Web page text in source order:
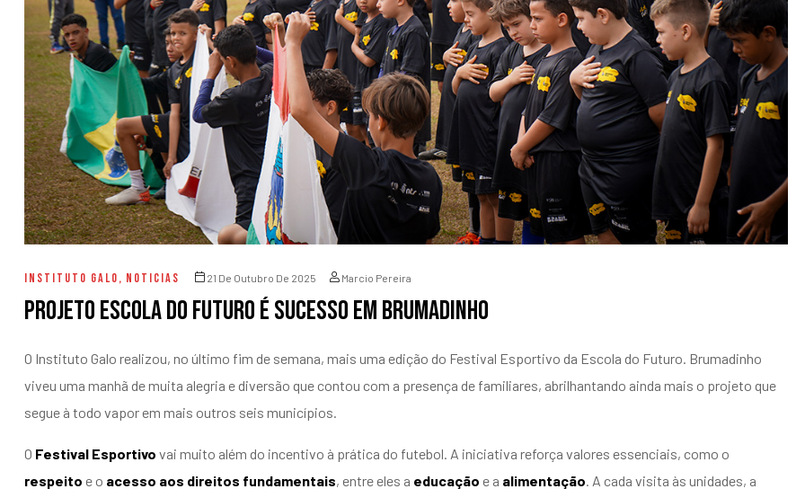
INSTITUTO GALO, NOTICIAS 21 De Outubro De 2025 Marcio Pereira
Projeto Escola do Futuro é sucesso em Brumadinho
O Instituto Galo realizou, no último fim de semana, mais uma edição do Festival Esportivo da Escola do Futuro. Brumadinho
viveu uma manhã de muita alegria e diversão que contou com a presença de familiares, abrilhantando ainda mais o projeto que
segue à todo vapor em mais outros seis municípios.
O Festival Esportivo vai muito além do incentivo à prática do futebol. A iniciativa reforça valores essenciais, como o
respeito e o acesso aos direitos fundamentais, entre eles a educação e a alimentação. A cada visita às unidades, a